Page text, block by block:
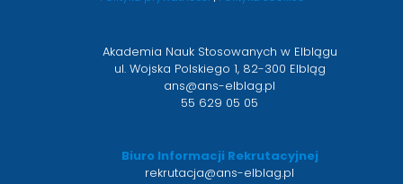
Akademia Nauk Stosowanych w Elblągu
ul. Wojska Polskiego 1, 82-300 Elbląg
ans@ans-elblag.pl
55 629 05 05
Biuro Informacji Rekrutacyjnej
rekrutacja@ans-elblag.pl